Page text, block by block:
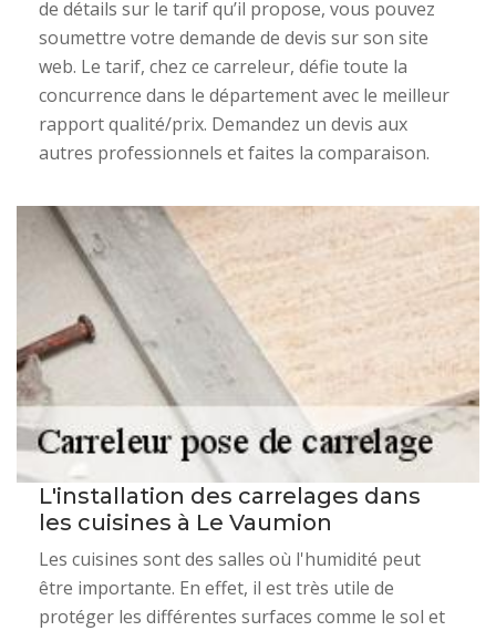
de détails sur le tarif qu’il propose, vous pouvez
soumettre votre demande de devis sur son site
web. Le tarif, chez ce carreleur, défie toute la
concurrence dans le département avec le meilleur
rapport qualité/prix. Demandez un devis aux
autres professionnels et faites la comparaison.
L'installation des carrelages dans
les cuisines à Le Vaumion
Les cuisines sont des salles où l'humidité peut
être importante. En effet, il est très utile de
protéger les différentes surfaces comme le sol et